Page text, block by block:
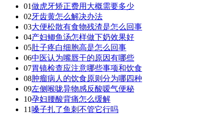
01做虎牙矫正费用大概需要多少
02牙齿黄怎么解决办法
03大便松散有食物残渣是怎么回事
04产妇鲫鱼汤怎样做下奶效果好
05肚子疼白细胞高是怎么回事
06中医认为嘴唇干的原因有哪些
07胃镜检查应注意哪些事项和饮食
08肿瘤病人的饮食原则分为哪四种
09左侧喉咙异物感反酸嗳气便秘
10孕妇腰酸背痛怎么缓解
11 嗓子扎了鱼刺不管它行吗